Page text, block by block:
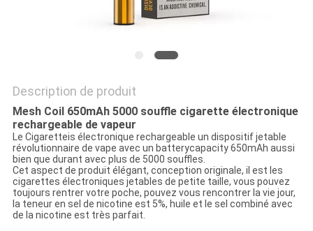
Description de produit
Mesh Coil 650mAh 5000 souffle cigarette électronique
rechargeable de vapeur
Le Cigaretteis électronique rechargeable un dispositif jetable
révolutionnaire de vape avec un batterycapacity 650mAh aussi
bien que durant avec plus de 5000 souffles.
Cet aspect de produit élégant, conception originale, il est les
cigarettes électroniques jetables de petite taille, vous pouvez
toujours rentrer votre poche, pouvez vous rencontrer la vie jour,
la teneur en sel de nicotine est 5%, huile et le sel combiné avec
de la nicotine est très parfait.